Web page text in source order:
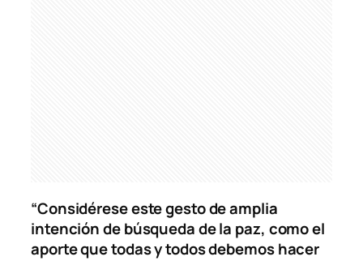
“Considérese este gesto de amplia
intención de búsqueda de la paz, como el
aporte que todas y todos debemos hacer